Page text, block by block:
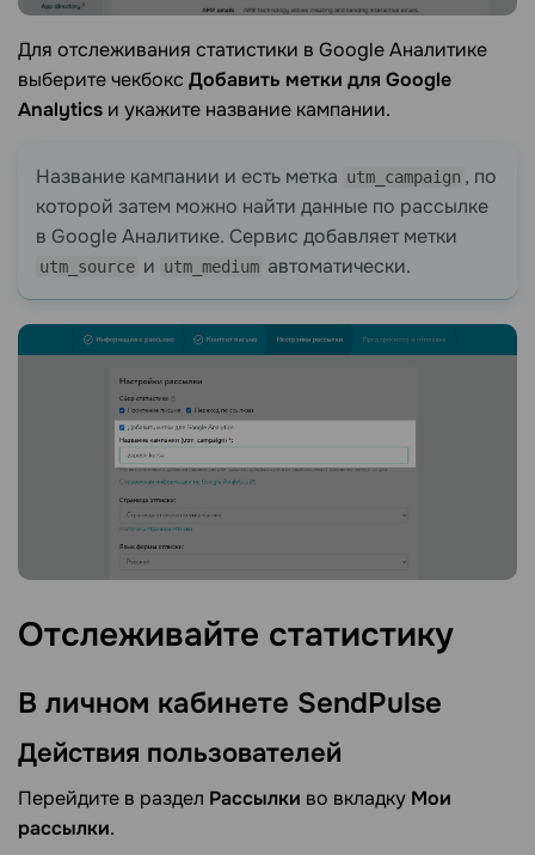
Для отслеживания статистики в Google Аналитике
выберите чекбокс Добавить метки для Google
Analytics и укажите название кампании.
Название кампании и есть метка utm_campaign , по
которой затем можно найти данные по рассылке
в Google Аналитике. Сервис добавляет метки
utm_source и utm_medium автоматически.
Отслеживайте статистику
В личном кабинете SendPulse
Действия пользователей
Перейдите в раздел Рассылки во вкладку Мои
рассылки.